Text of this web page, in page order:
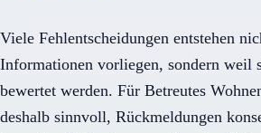
Viele Fehlentscheidungen entstehen
Informationen vorliegen, sondern weil
bewertet werden. Für Betreutes
deshalb sinnvoll, Rückmeldungen